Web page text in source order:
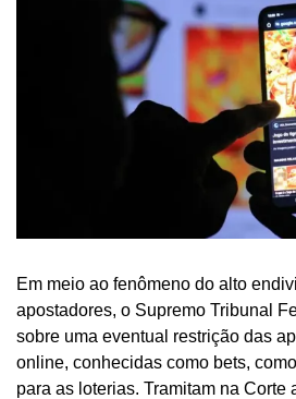
Em meio ao fenômeno do alto
apostadores, o Supremo Tribunal
sobre uma eventual restrição das
online, conhecidas como bets,
para as loterias. Tramitam na Corte